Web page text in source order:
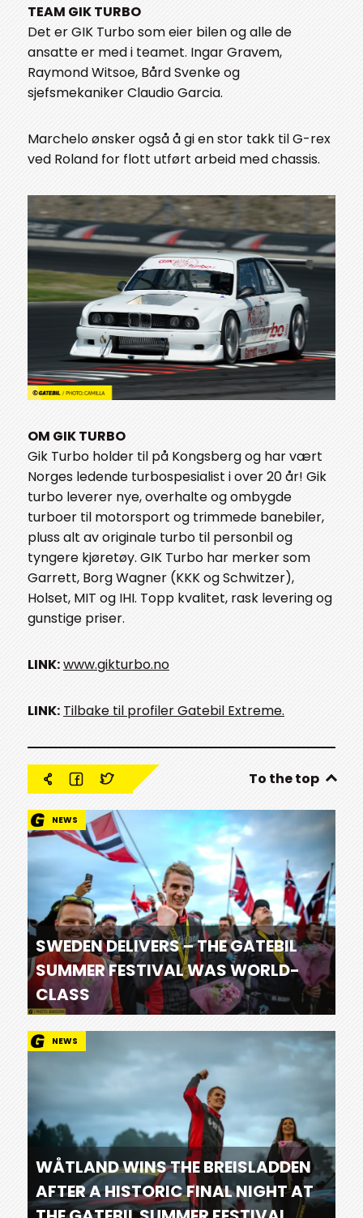
TEAM GIK TURBO
Det er GIK Turbo som eier bilen og alle de
ansatte er med i teamet. Ingar Gravem,
Raymond Witsoe, Bård Svenke og
sjefsmekaniker Claudio Garcia.
Marchelo ønsker også å gi en stor takk til G-rex
ved Roland for flott utført arbeid med chassis.
OM GIK TURBO
Gik Turbo holder til på Kongsberg og har vært
Norges ledende turbospesialist i over 20 år! Gik
turbo leverer nye, overhalte og ombygde
turboer til motorsport og trimmede banebiler,
pluss alt av originale turbo til personbil og
tyngere kjøretøy. GIK Turbo har merker som
Garrett, Borg Wagner (KKK og Schwitzer),
Holset, MIT og IHI. Topp kvalitet, rask levering og
gunstige priser.
LINK:www.gikturbo.no
LINK: Tilbake til profiler Gatebil Extreme.
To the top
NEWS
SWEDEN DELIVERS – THE GATEBIL
SUMMER FESTIVAL WAS WORLD-
CLASS
NEWS
WÅTLAND WINS THE BREISLADDEN
AFTER A HISTORIC FINAL NIGHT AT